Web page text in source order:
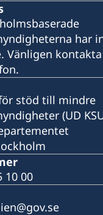
har
Vänligen
stöd till mindre
(UD
10 00